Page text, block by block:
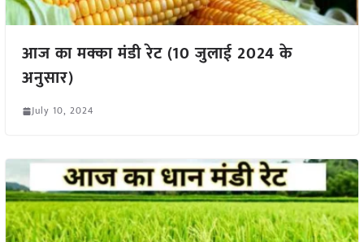
आज का मक्का मंडी रेट (10 जुलाई 2024 के
अनुसार)
July 10, 2024